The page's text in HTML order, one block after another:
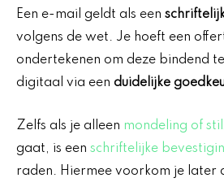
Een e-mail geldt als een
volgens de wet. Je hoeft een
ondertekenen om deze bindend
digitaal via een duidelijke
Zelfs als je alleen mondeling of
gaat, is een schriftelijke
raden. Hiermee voorkom je later